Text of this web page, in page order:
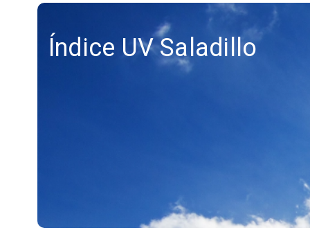
Índice UV Saladillo